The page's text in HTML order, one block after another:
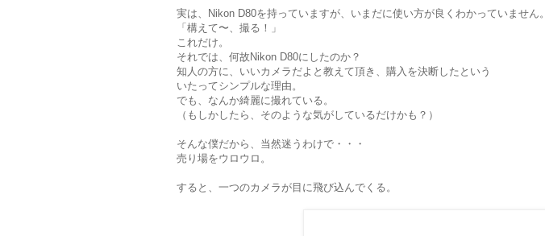
実は、Nikon D80を持っていますが、いまだに使い方が良くわかっていません。
「構えて〜、撮る！」
これだけ。
それでは、何故Nikon D80にしたのか？
知人の方に、いいカメラだよと教えて頂き、購入を決断したという
いたってシンプルな理由。
でも、なんか綺麗に撮れている。
（もしかしたら、そのような気がしているだけかも？）
そんな僕だから、当然迷うわけで・・・
売り場をウロウロ。
すると、一つのカメラが目に飛び込んでくる。